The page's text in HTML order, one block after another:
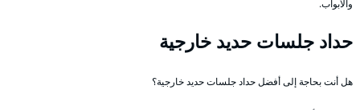
والأبواب.
حداد جلسات حديد خارجية
هل أنت بحاجة إلى أفضل حداد جلسات حديد خارجية؟